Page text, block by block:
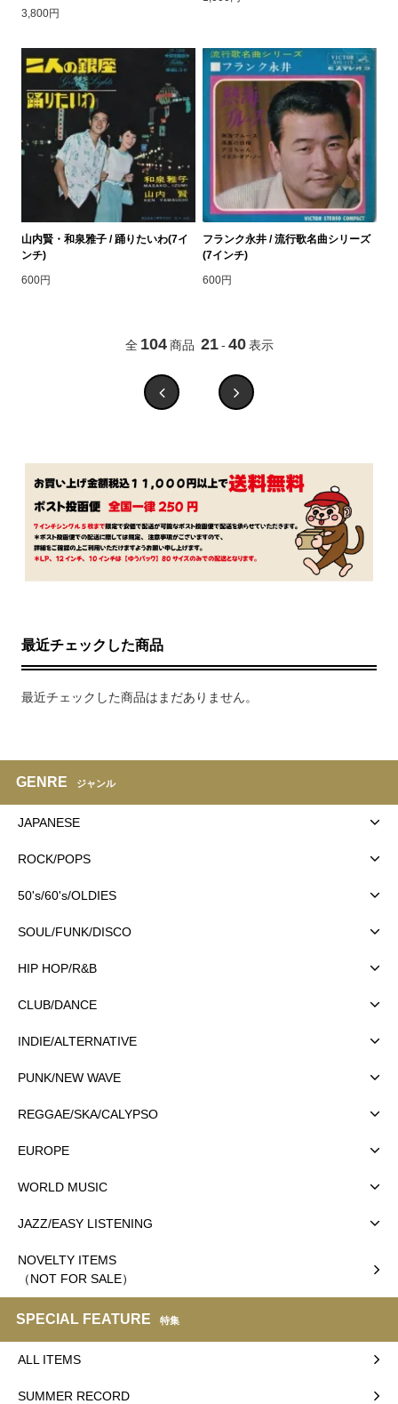
3,800円
山内賢・和泉雅子 / 踊りたいわ(7イ
ンチ)
600円
フランク永井 / 流行歌名曲シリーズ
(7インチ)
600円
全 104 商品 21 - 40 表示
最近チェックした商品
最近チェックした商品はまだありません。
GENRE ジャンル
JAPANESE
ROCK/POPS
50's/60's/OLDIES
SOUL/FUNK/DISCO
HIP HOP/R&B
CLUB/DANCE
INDIE/ALTERNATIVE
PUNK/NEW WAVE
REGGAE/SKA/CALYPSO
EUROPE
WORLD MUSIC
JAZZ/EASY LISTENING
NOVELTY ITEMS
（NOT FOR SALE）
SPECIAL FEATURE 特集
ALL ITEMS
SUMMER RECORD